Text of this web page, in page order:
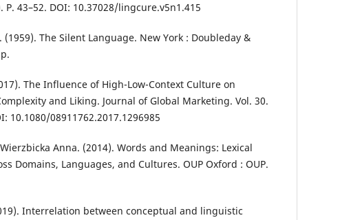
P. 43–52. DOI: 10.37028/lingcure.v5n1.415
(1959). The Silent Language. New York : Doubleday &
The Influence of High-Low-Context Culture on
and Liking. Journal of Global Marketing. Vol. 30.
10.1080/08911762.2017.1296985
Anna. (2014). Words and Meanings: Lexical
Domains, Languages, and Cultures. OUP Oxford : OUP.
Interrelation between conceptual and linguistic